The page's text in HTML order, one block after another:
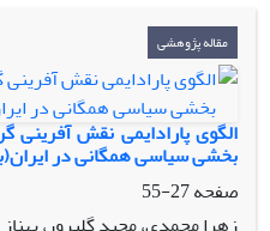
فساد به ویژه در نوع اداری
مقاله حاضر تلاش دارد در
بپردازد که شاخصه اصلی
کشور برای مبارزه با فساد
سئوال اصلی باید گفت اتخاذ
به کنوانسیون‌های مبارزه با
طریق افزایش مشارکت مردمی در
مقاله پژوهشی
الگوی پارادایمی نقش
بخشی سیاسی همگانی در
صفحه27-55